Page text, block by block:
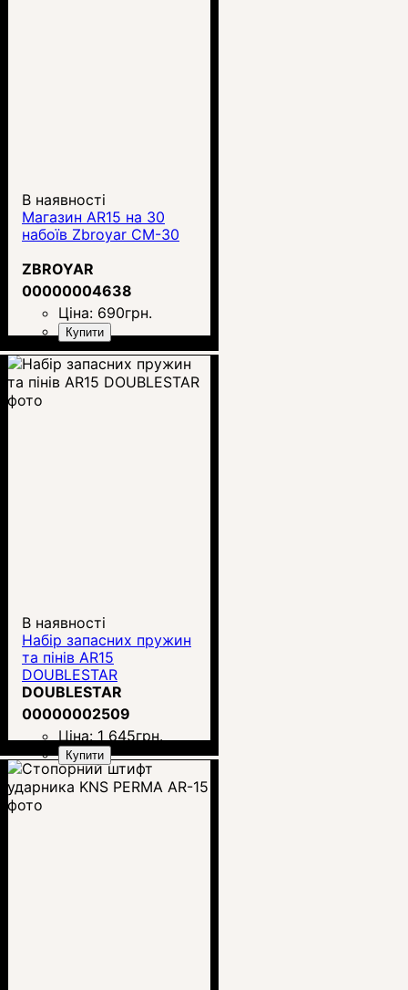
В наявності
Магазин AR15 на 30
набоїв Zbroyar CM-30
ZBROYAR
00000004638
Ціна: 690грн.
Купити
В наявності
Набір запасних пружин
та пінів AR15
DOUBLESTAR
DOUBLESTAR
00000002509
Ціна: 1 645грн.
Купити